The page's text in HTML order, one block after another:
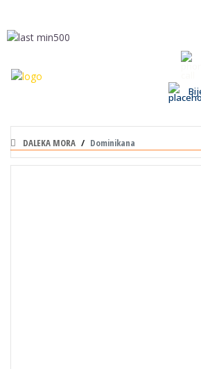
DALEKA MORA Dominikana